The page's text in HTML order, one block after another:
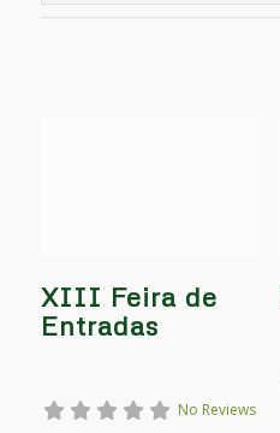
XIII Feira de
Entradas
No Reviews